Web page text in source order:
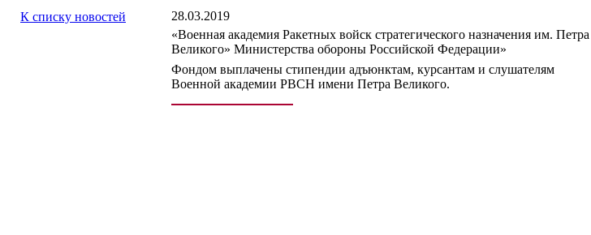
К списку новостей
28.03.2019
«Военная академия Ракетных войск стратегического назначения им. Петра
Великого» Министерства обороны Российской Федерации»
Фондом выплачены стипендии адъюнктам, курсантам и слушателям
Военной академии РВСН имени Петра Великого.